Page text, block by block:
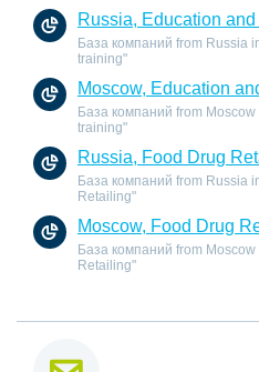
Russia, Education
База компаний from Russia
training"
Moscow, Education
База компаний from
training"
Russia, Food Drug
База компаний from Russia
Retailing"
Moscow, Food Drug
База компаний from
Retailing"